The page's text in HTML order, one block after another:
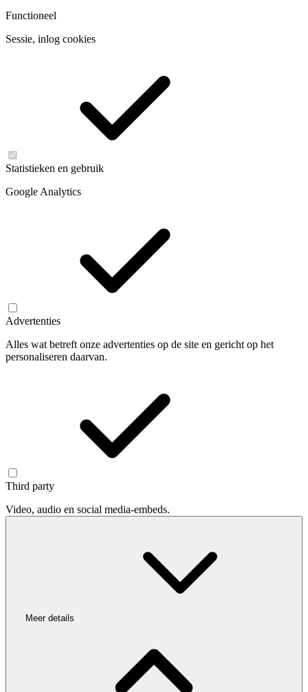
Functioneel
Sessie, inlog cookies
Statistieken en gebruik
Google Analytics
Advertenties
Alles wat betreft onze advertenties op de site en gericht op het
personaliseren daarvan.
Third party
Video, audio en social media-embeds.
Meer details